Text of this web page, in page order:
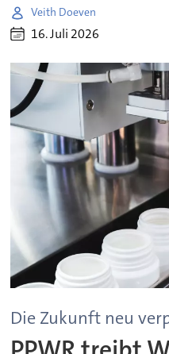
Veith Doeven
16. Juli 2026
Die Zukunft neu